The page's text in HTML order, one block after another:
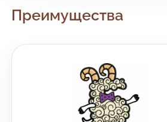
Преимущества